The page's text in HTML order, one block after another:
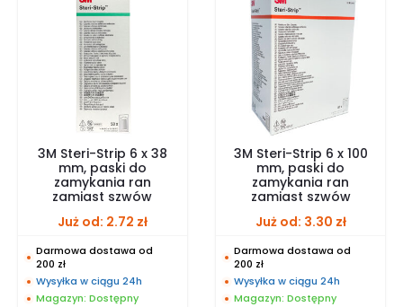
3M Steri-Strip 6 x 38
mm, paski do
zamykania ran
zamiast szwów
Już od: 2.72 zł
Darmowa dostawa od
200 zł
Wysyłka w ciągu 24h
Magazyn: Dostępny
3M Steri-Strip 6 x 100
mm, paski do
zamykania ran
zamiast szwów
Już od: 3.30 zł
Darmowa dostawa od
200 zł
Wysyłka w ciągu 24h
Magazyn: Dostępny